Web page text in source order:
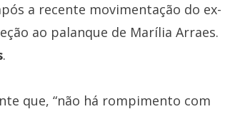
a recente movimentação do ex-
ao palanque de Marília Arraes.
.
que, “não há rompimento com